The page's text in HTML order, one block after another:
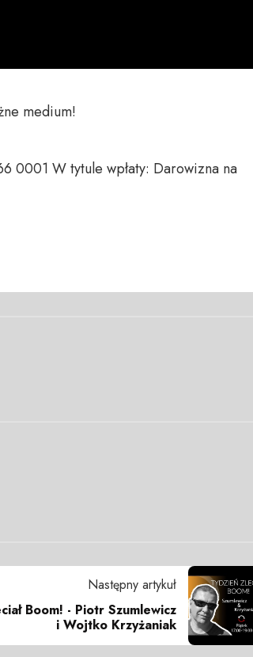
medium!
0001 W tytule wpłaty: Darowizna na
Następny artykuł
Boom! - Piotr Szumlewicz
i Wojtko Krzyżaniak